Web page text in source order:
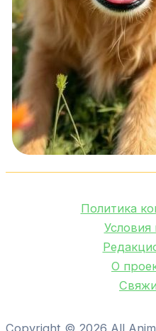
Политика
Условия
О
Copyright © 2026 All